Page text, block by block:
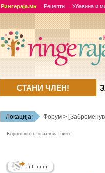
Рингераја.мк Рецепти Убавина и
Локација: Форум>
Корисници на оваа тема: никој
СТАНИ ЧЛЕН!